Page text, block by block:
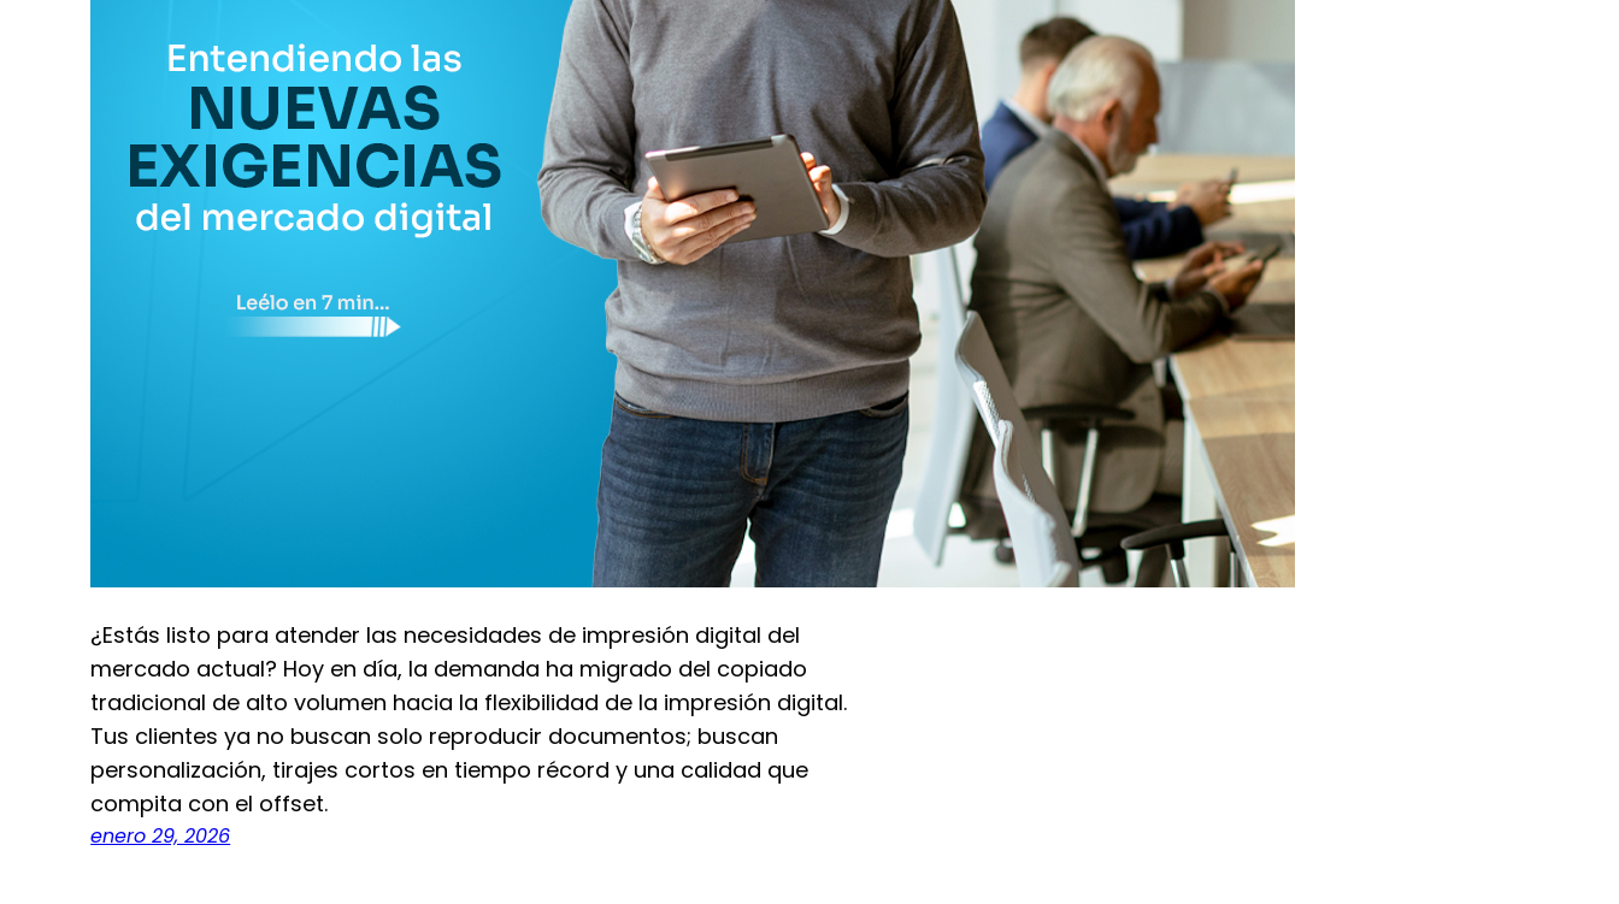
¿Estás listo para atender las necesidades de impresión digital del
mercado actual? Hoy en día, la demanda ha migrado del copiado
tradicional de alto volumen hacia la flexibilidad de la impresión digital.
Tus clientes ya no buscan solo reproducir documentos; buscan
personalización, tirajes cortos en tiempo récord y una calidad que
compita con el offset.
enero 29, 2026